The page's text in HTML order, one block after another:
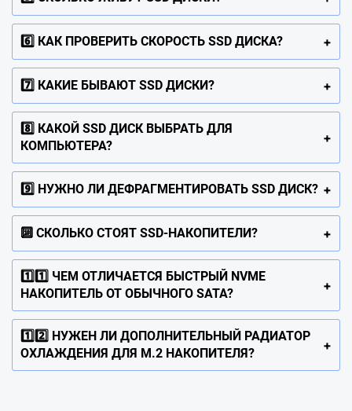
6️⃣ КАК ПРОВЕРИТЬ СКОРОСТЬ SSD ДИСКА?
7️⃣ КАКИЕ БЫВАЮТ SSD ДИСКИ?
8️⃣ КАКОЙ SSD ДИСК ВЫБРАТЬ ДЛЯ
КОМПЬЮТЕРА?
9️⃣ НУЖНО ЛИ ДЕФРАГМЕНТИРОВАТЬ SSD ДИСК?
🔟 СКОЛЬКО СТОЯТ SSD-НАКОПИТЕЛИ?
1️⃣1️⃣ ЧЕМ ОТЛИЧАЕТСЯ БЫСТРЫЙ NVME
НАКОПИТЕЛЬ ОТ ОБЫЧНОГО SATA?
1️⃣2️⃣ НУЖЕН ЛИ ДОПОЛНИТЕЛЬНЫЙ РАДИАТОР
ОХЛАЖДЕНИЯ ДЛЯ M.2 НАКОПИТЕЛЯ?